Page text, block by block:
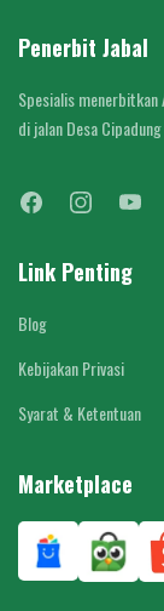
Penerbit Jabal
Spesialis menerbitkan
di jalan Desa
Link Penting
Blog
Kebijakan Privasi
Syarat & Ketentuan
Marketplace